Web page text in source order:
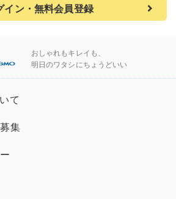
イン・無料会員登録
おしゃれもキレイも、
明日のワタシにちょうどいい
て
集